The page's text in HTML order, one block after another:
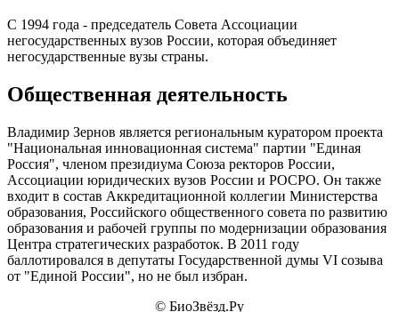
С 1994 года - председатель Совета Ассоциации
негосударственных вузов России, которая объединяет
негосударственные вузы страны.
Общественная деятельность
Владимир Зернов является региональным куратором проекта
"Национальная инновационная система" партии "Единая
Россия", членом президиума Союза ректоров России,
Ассоциации юридических вузов России и РОСРО. Он также
входит в состав Аккредитационной коллегии Министерства
образования, Российского общественного совета по развитию
образования и рабочей группы по модернизации образования
Центра стратегических разработок. В 2011 году
баллотировался в депутаты Государственной думы VI созыва
от "Единой России", но не был избран.
© БиоЗвёзд.Ру